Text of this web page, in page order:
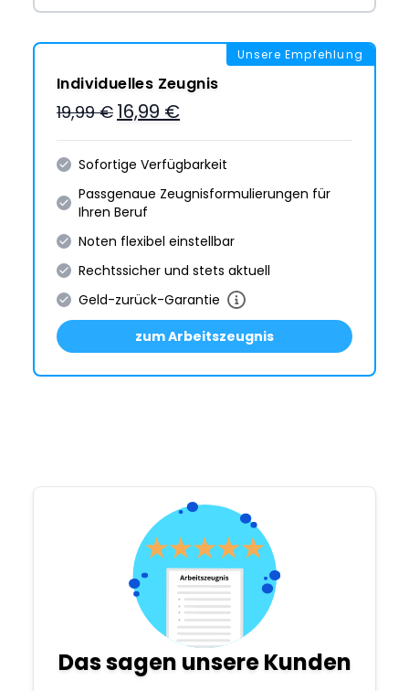
Unsere Empfehlung
Individuelles Zeugnis
19,99 € 16,99 €
Sofortige Verfügbarkeit
Passgenaue Zeugnis­formulie­rungen für
Ihren Beruf
Noten flexibel einstellbar
Rechtssicher und stets aktuell
Geld-zurück-Garantie
zum Arbeitszeugnis
Das sagen unsere Kunden